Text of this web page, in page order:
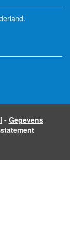
- Gegevens